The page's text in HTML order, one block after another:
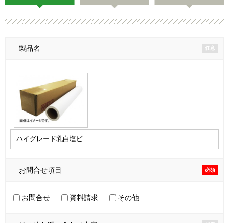
製品名 任意
お問合せ項目 必須
お問合せ 資料請求 その他